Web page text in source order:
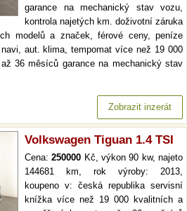
garance na mechanický stav vozu,
kontrola najetých km. doživotní záruka
modelů a značek, férové ceny, peníze
aut. klima, tempomat více než 19 000
36 měsíců garance na mechanický stav
Zobrazit inzerát
Volkswagen Tiguan 1.4 TSI
Cena:250000 Kč, výkon 90 kw, najeto
144681 km, rok výroby: 2013,
koupeno v: česká republika servisní
knížka více než 19 000 kvalitních a